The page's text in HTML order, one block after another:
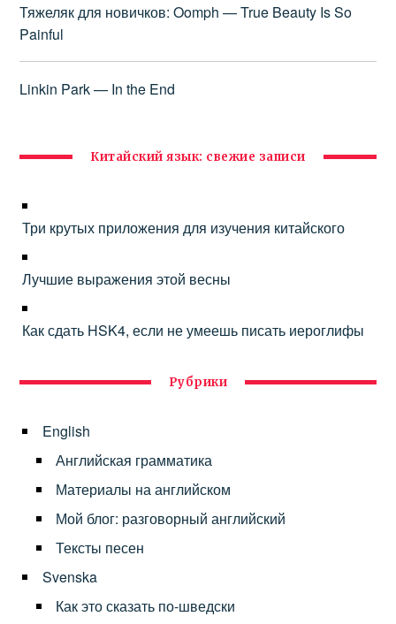
Тяжеляк для новичков: Oomph — True Beauty Is So
Painful
Linkin Park — In the End
Китайский язык: свежие записи
Три крутых приложения для изучения китайского
Лучшие выражения этой весны
Как сдать HSK4, если не умеешь писать иероглифы
Рубрики
English
Английская грамматика
Материалы на английском
Мой блог: разговорный английский
Тексты песен
Svenska
Как это сказать по-шведски